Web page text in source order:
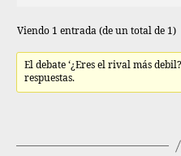
Viendo 1 entrada (de un total de 1)
El debate ‘¿Eres el rival más
respuestas.